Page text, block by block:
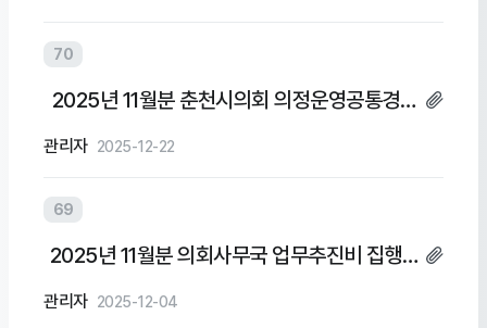
70
2025년 11월분 춘천시의회 의정운영공통경비
관리자 2025-12-22
69
2025년 11월분 의회사무국 업무추진비 집행내
관리자 2025-12-04